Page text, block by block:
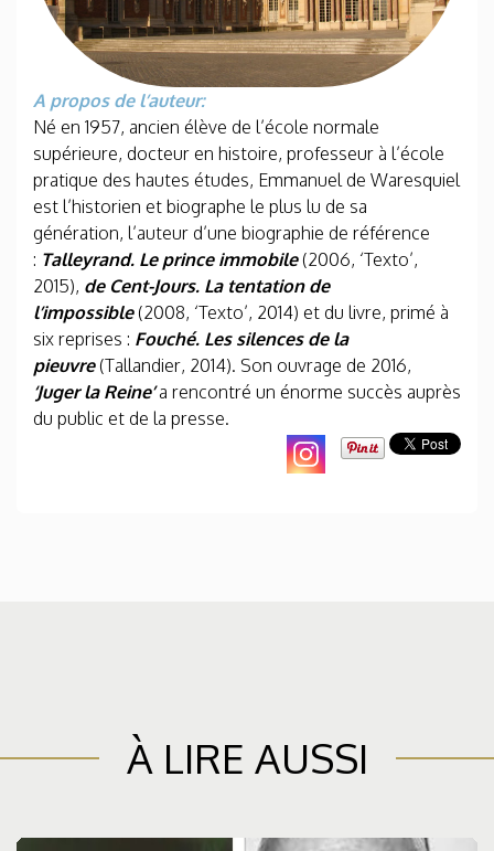
A propos de l’auteur:
Né en 1957, ancien élève de l’école normale
supérieure, docteur en histoire, professeur à l’école
pratique des hautes études, Emmanuel de Waresquiel
est l’historien et biographe le plus lu de sa
génération, l’auteur d’une biographie de référence
: Talleyrand. Le prince immobile(2006, ‘Texto’,
2015), de Cent-Jours. La tentation de
l’impossible (2008, ‘Texto’, 2014) et du livre, primé à
six reprises : Fouché. Les silences de la
pieuvre(Tallandier, 2014). Son ouvrage de 2016,
‘Juger la Reine’a rencontré un énorme succès auprès
du public et de la presse.
À LIRE AUSSI